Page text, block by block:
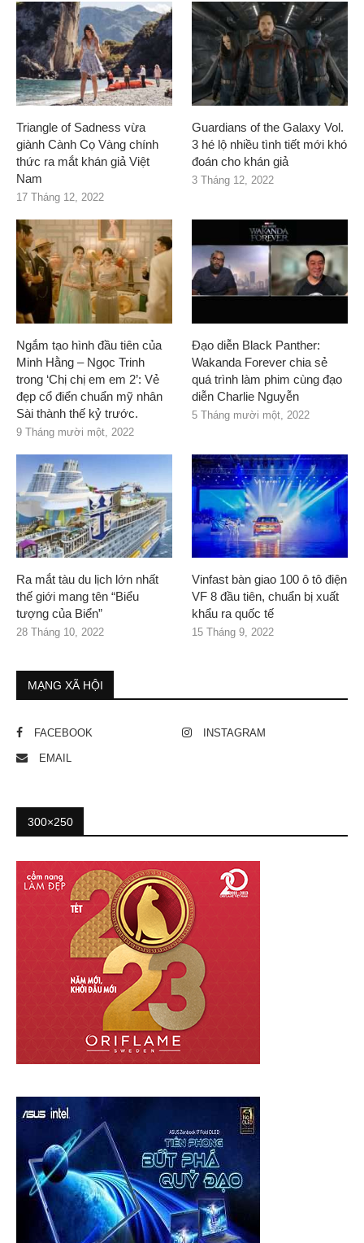
Triangle of Sadness vừa
giành Cành Cọ Vàng chính
thức ra mắt khán giả Việt
Nam
17 Tháng 12, 2022
Guardians of the Galaxy Vol.
3 hé lộ nhiều tình tiết mới khó
đoán cho khán giả
3 Tháng 12, 2022
Ngắm tạo hình đầu tiên của
Minh Hằng – Ngọc Trinh
trong ‘Chị chị em em 2’: Vẻ
đẹp cổ điển chuẩn mỹ nhân
Sài thành thế kỷ trước.
9 Tháng mười một, 2022
Đạo diễn Black Panther:
Wakanda Forever chia sẻ
quá trình làm phim cùng đạo
diễn Charlie Nguyễn
5 Tháng mười một, 2022
Ra mắt tàu du lịch lớn nhất
thế giới mang tên “Biểu
tượng của Biển”
28 Tháng 10, 2022
Vinfast bàn giao 100 ô tô điện
VF 8 đầu tiên, chuẩn bị xuất
khẩu ra quốc tế
15 Tháng 9, 2022
MẠNG XÃ HỘI
FACEBOOK INSTAGRAM
EMAIL
300×250